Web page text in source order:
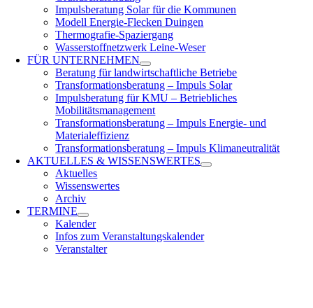
Impulsberatung Solar für die Kommunen
Modell Energie-Flecken Duingen
Thermografie-Spaziergang
Wasserstoffnetzwerk Leine-Weser
FÜRUNTERNEHMEN
Beratung für landwirtschaftliche Betriebe
Transformationsberatung – Impuls Solar
Impulsberatung für KMU – Betriebliches
Mobilitätsmanagement
Transformationsberatung – Impuls Energie- und
Materialeffizienz
Transformationsberatung – Impuls Klimaneutralität
AKTUELLES &WISSENSWERTES
Aktuelles
Wissenswertes
Archiv
TERMINE
Kalender
Infos zum Veranstaltungskalender
Veranstalter